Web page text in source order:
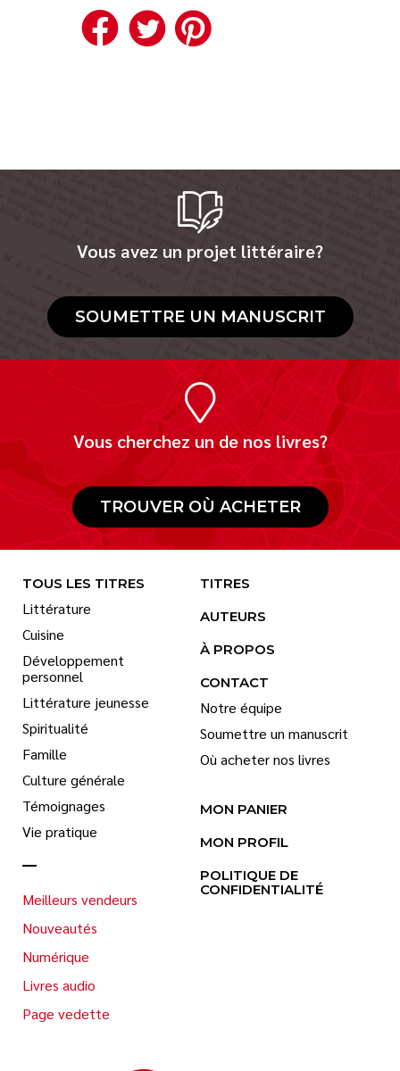
Facebook
Twitter
Vous avez un projet littéraire?
SOUMETTRE UN MANUSCRIT
Vous cherchez un de nos livres?
TROUVER OÙ ACHETER
TOUS LES TITRES
Littérature
Cuisine
Développement
personnel
Littérature jeunesse
Spiritualité
Famille
Culture générale
Témoignages
Vie pratique
Meilleurs vendeurs
Nouveautés
Numérique
Livres audio
Page vedette
TITRES
AUTEURS
À PROPOS
CONTACT
Notre équipe
Soumettre un manuscrit
Où acheter nos livres
MON PANIER
MON PROFIL
POLITIQUE DE
CONFIDENTIALITÉ